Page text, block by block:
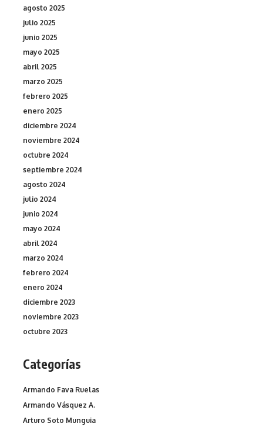
agosto 2025
julio 2025
junio 2025
mayo 2025
abril 2025
marzo 2025
febrero 2025
enero 2025
diciembre 2024
noviembre 2024
octubre 2024
septiembre 2024
agosto 2024
julio 2024
junio 2024
mayo 2024
abril 2024
marzo 2024
febrero 2024
enero 2024
diciembre 2023
noviembre 2023
octubre 2023
Categorías
Armando Fava Ruelas
Armando Vásquez A.
Arturo Soto Munguia